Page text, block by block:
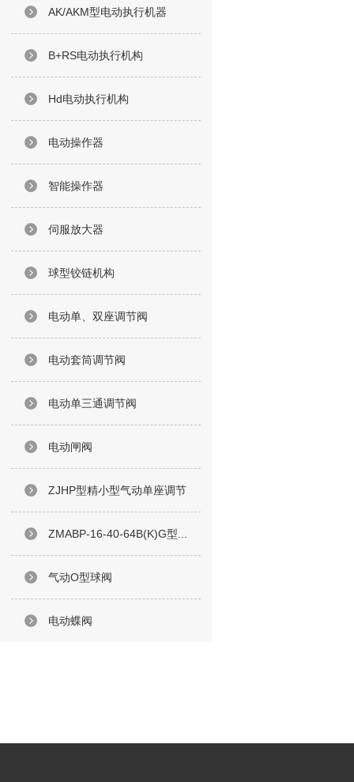
AK/AKM型电动执行机器
B+RS电动执行机构
Hd电动执行机构
电动操作器
智能操作器
伺服放大器
球型铰链机构
电动单、双座调节阀
电动套筒调节阀
电动单三通调节阀
电动闸阀
ZJHP型精小型气动单座调节
ZMABP-16-40-64B(K)G型...
气动O型球阀
电动蝶阀